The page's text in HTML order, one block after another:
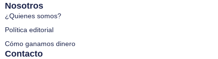
Nosotros
¿Quienes somos?
Política editorial
Cómo ganamos dinero
Contacto